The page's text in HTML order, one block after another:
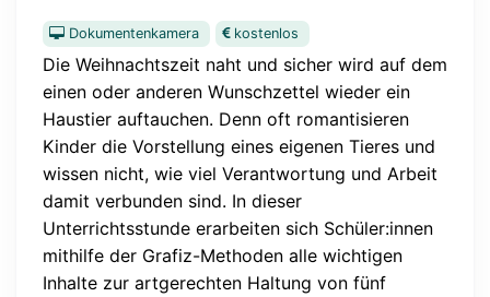
Dokumentenkamera kostenlos
Die Weihnachtszeit naht und sicher wird auf dem
einen oder anderen Wunschzettel wieder ein
Haustier auftauchen. Denn oft romantisieren
Kinder die Vorstellung eines eigenen Tieres und
wissen nicht, wie viel Verantwortung und Arbeit
damit verbunden sind. In dieser
Unterrichtsstunde erarbeiten sich Schüler:innen
mithilfe der Grafiz-Methoden alle wichtigen
Inhalte zur artgerechten Haltung von fünf